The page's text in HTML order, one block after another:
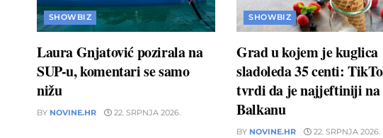
SHOWBIZ
Laura Gnjatović pozirala na
SUP-u, komentari se samo
nižu
BY NOVINE.HR 22. SRPNJA 2026.
SHOWBIZ
Grad u kojem je kuglica
sladoleda 35 centi:
tvrdi da je najjeftiniji na
Balkanu
BY NOVINE.HR 22. SRPNJA 2026.